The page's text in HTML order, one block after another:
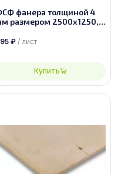
фанера толщиной 4
размером 2500х1250,
₽ / лист
Купить